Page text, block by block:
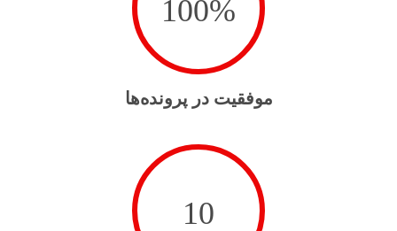
100%
موفقیت در پرونده‌ها
10